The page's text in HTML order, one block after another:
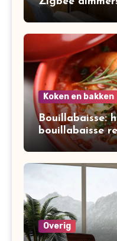
Koken en bakken
Bouillabaisse:
bouillabaisse
variaties en
Overig